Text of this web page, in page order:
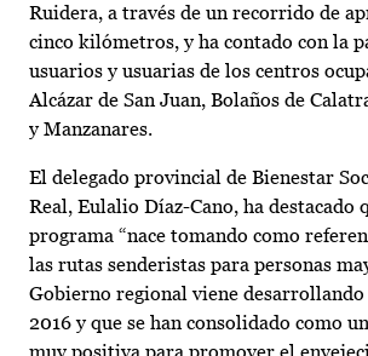
Ruidera, a través de un recorrido de
cinco kilómetros, y ha contado con la
usuarios y usuarias de los centros
Alcázar de San Juan, Bolaños de
y Manzanares.
El delegado provincial de Bienestar
Real, Eulalio Díaz-Cano, ha destacado
programa “nace tomando como
las rutas senderistas para personas
Gobierno regional viene desarrollando
2016 y que se han consolidado como